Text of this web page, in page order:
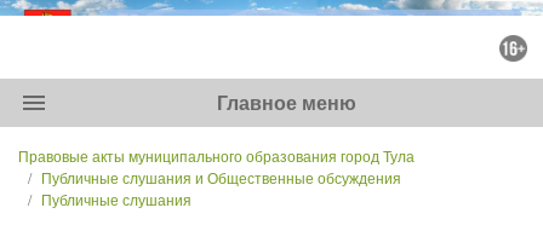
menu Главное меню
Правовые акты муниципального образования город Тула
Публичные слушания и Общественные обсуждения
Публичные слушания